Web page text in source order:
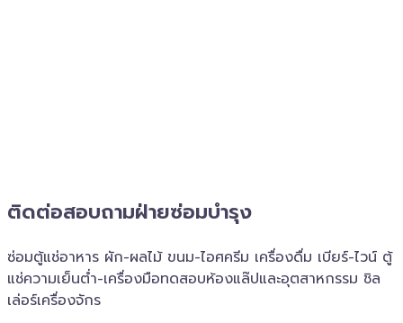
ติดต่อสอบถาม​ฝ่ายซ่อมบำรุง
ซ่อมตู้แช่อาหาร ผัก-ผลไม้ ขนม-ไอศครีม เครื่องดื่ม เบียร์-ไวน์ ตู้
แช่ความเย็นต่ำ-เครื่องมือทดสอบห้องแล๊ปและอุตสาหกรรม ชิล
เล่อร์เครื่อง​จักร